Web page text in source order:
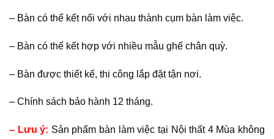
– Bàn có thể kết nối với nhau thành cụm bàn làm việc.
– Bàn có thể kết hợp với nhiều mẫu ghế chân quỳ.
– Bàn được thiết kế, thi công lắp đặt tận nơi.
– Chính sách bảo hành 12 tháng.
– Lưu ý: Sản phẩm bàn làm việc tại Nội thất 4 Mùa không